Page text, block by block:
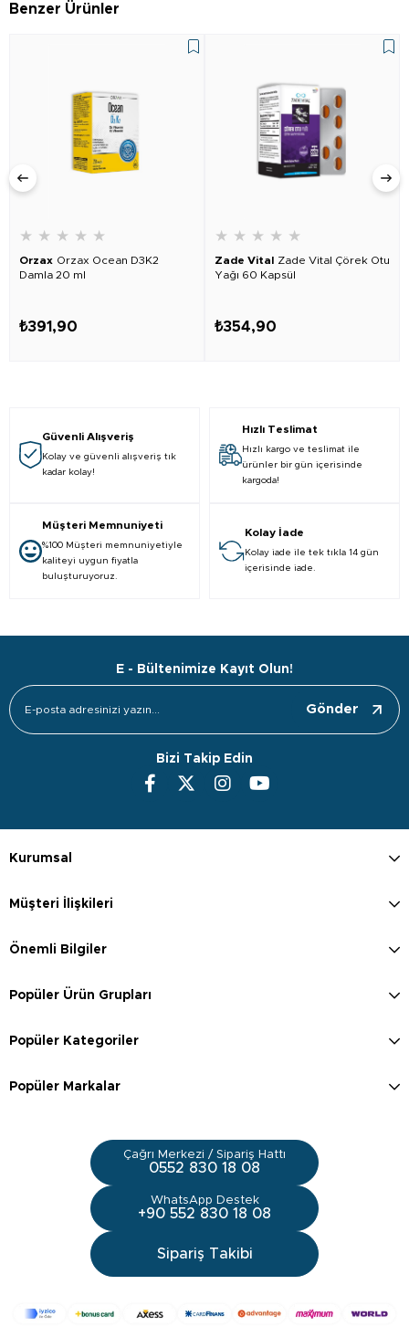
Benzer Ürünler
★ ★ ★ ★ ★
Orzax Orzax Ocean D3K2
Damla 20 ml
₺391,90
★ ★ ★ ★ ★
Zade Vital Zade Vital Çörek Otu
Yağı 60 Kapsül
₺354,90
Güvenli Alışveriş
Kolay ve güvenli alışveriş tık
kadar kolay!
Hızlı Teslimat
Hızlı kargo ve teslimat ile
ürünler bir gün içerisinde
kargoda!
Müşteri Memnuniyeti
%100 Müşteri memnuniyetiyle
kaliteyi uygun fiyatla
buluşturuyoruz.
Kolay İade
Kolay iade ile tek tıkla 14 gün
içerisinde iade.
E - Bültenimize Kayıt Olun!
Gönder
Bizi Takip Edin
Kurumsal
Müşteri İlişkileri
Önemli Bilgiler
Popüler Ürün Grupları
Popüler Kategoriler
Popüler Markalar
Çağrı Merkezi / Sipariş Hattı
0552 830 18 08
WhatsApp Destek
+90 552 830 18 08
Sipariş Takibi